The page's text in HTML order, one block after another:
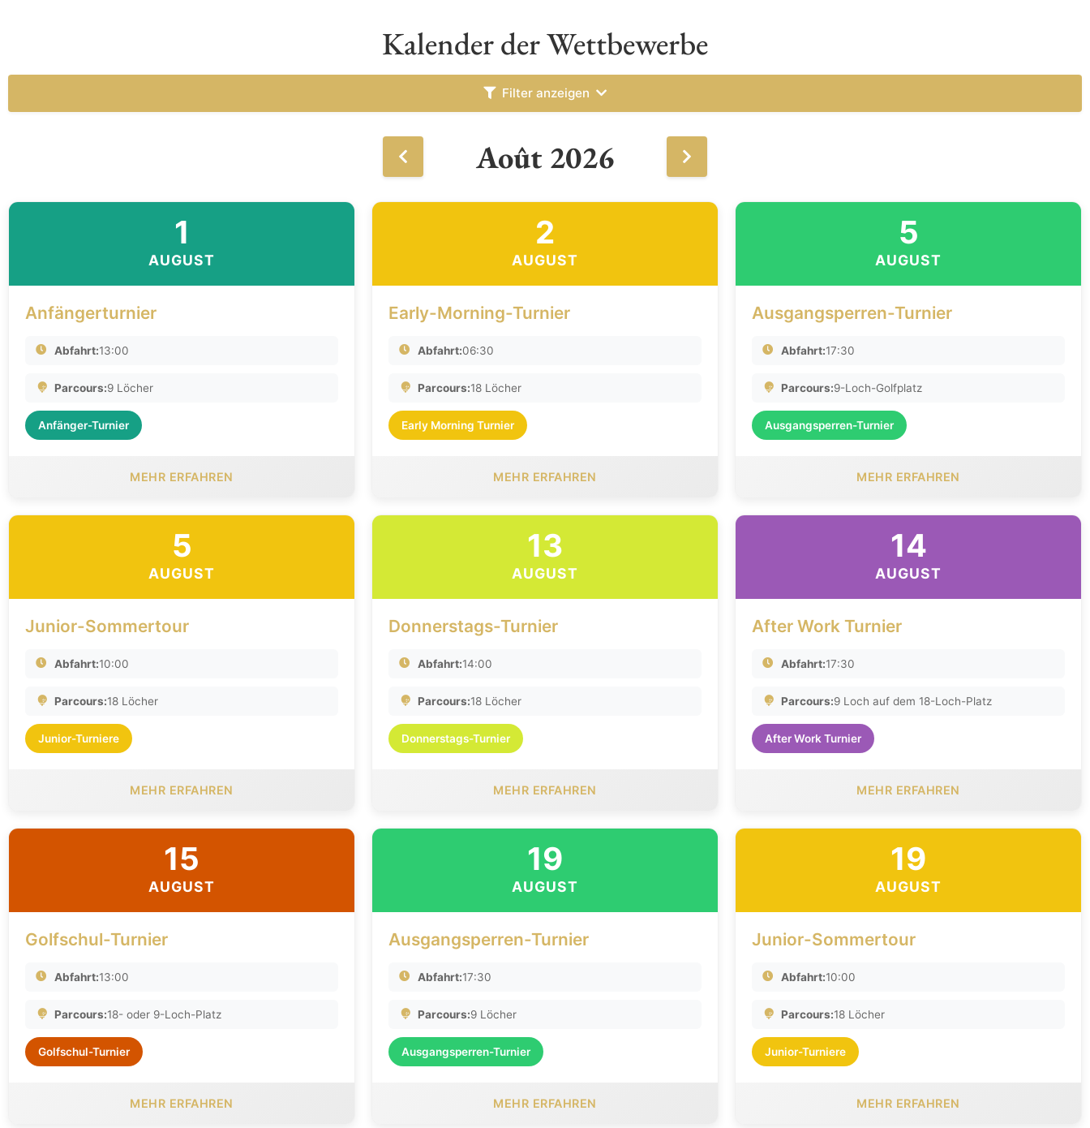
Kalender der Wettbewerbe
Filter anzeigen
Août 2026
1
AUGUST
Anfängerturnier
Abfahrt:13:00
Parcours:9 Löcher
Anfänger-Turnier
MEHR ERFAHREN
2
AUGUST
Early-Morning-Turnier
Abfahrt:06:30
Parcours:18 Löcher
Early Morning Turnier
MEHR ERFAHREN
5
AUGUST
Ausgangsperren-Turnier
Abfahrt:17:30
Parcours:9-Loch-Golfplatz
Ausgangsperren-Turnier
MEHR ERFAHREN
5
AUGUST
Junior-Sommertour
Abfahrt:10:00
Parcours:18 Löcher
Junior-Turniere
MEHR ERFAHREN
13
AUGUST
Donnerstags-Turnier
Abfahrt:14:00
Parcours:18 Löcher
Donnerstags-Turnier
MEHR ERFAHREN
14
AUGUST
After Work Turnier
Abfahrt:17:30
Parcours:9 Loch auf dem 18-Loch-Platz
After Work Turnier
MEHR ERFAHREN
15
AUGUST
Golfschul-Turnier
Abfahrt:13:00
Parcours:18- oder 9-Loch-Platz
Golfschul-Turnier
MEHR ERFAHREN
19
AUGUST
Ausgangsperren-Turnier
Abfahrt:17:30
Parcours:9 Löcher
Ausgangsperren-Turnier
MEHR ERFAHREN
19
AUGUST
Junior-Sommertour
Abfahrt:10:00
Parcours:18 Löcher
Junior-Turniere
MEHR ERFAHREN